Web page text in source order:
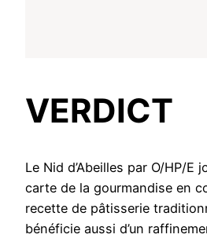
VERDICT
Le Nid d’Abeilles par O/HP/E
carte de la gourmandise en
recette de pâtisserie
bénéficie aussi d’un